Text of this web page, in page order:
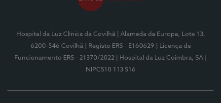
Hospital da Luz Clínica da Covilhã
| Alameda da Europa, Lote 13,
6200-546 Covilhã
| Registo ERS - E160629
| Licença de
Funcionamento ERS - 21370/2022
| Hospital da Luz Coimbra, SA
NIPC510 113 516